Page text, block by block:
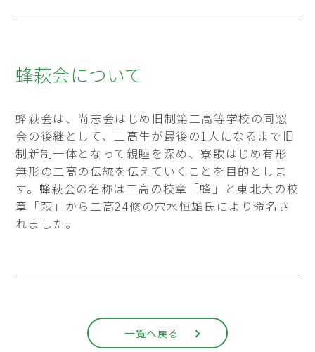
蜂萩会について
蜂萩会は、尚志会はじめ旧制第二高等学校の同窓
会の後継として、二高生が最後の1人になるまで旧
制新制一体となって親睦を深め、寮歌はじめ有形
無形の二高の伝統を伝えていくことを目的としま
す。蜂萩会の名称は二高の校章「蜂」と東北大の校
章「萩」から二高24修の穴水恒雄氏により命名さ
れました。
一覧へ戻る